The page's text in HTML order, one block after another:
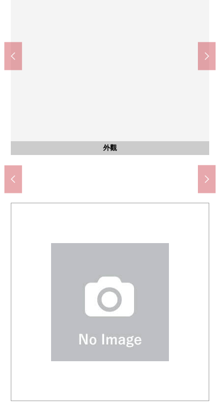
外觀
客廳
客廳
客廳
客廳
廚房
廚房
公共汽車
公共汽車
洗臉
洗臉
室內
室內
室內
收納
室內
室內
室內
收納
室內
室內
室內
收納
廁所
陽台
陽台
風景
入口
其他
停車場
其他當地
外觀
室內
外觀
西友西所澤商店(約90m)
Lawson西所澤2丁目商店(約300m)
鬆本清西所澤商店(約250m)
所澤市立所澤小學(約990m)
所澤市立所澤中學(約900m)